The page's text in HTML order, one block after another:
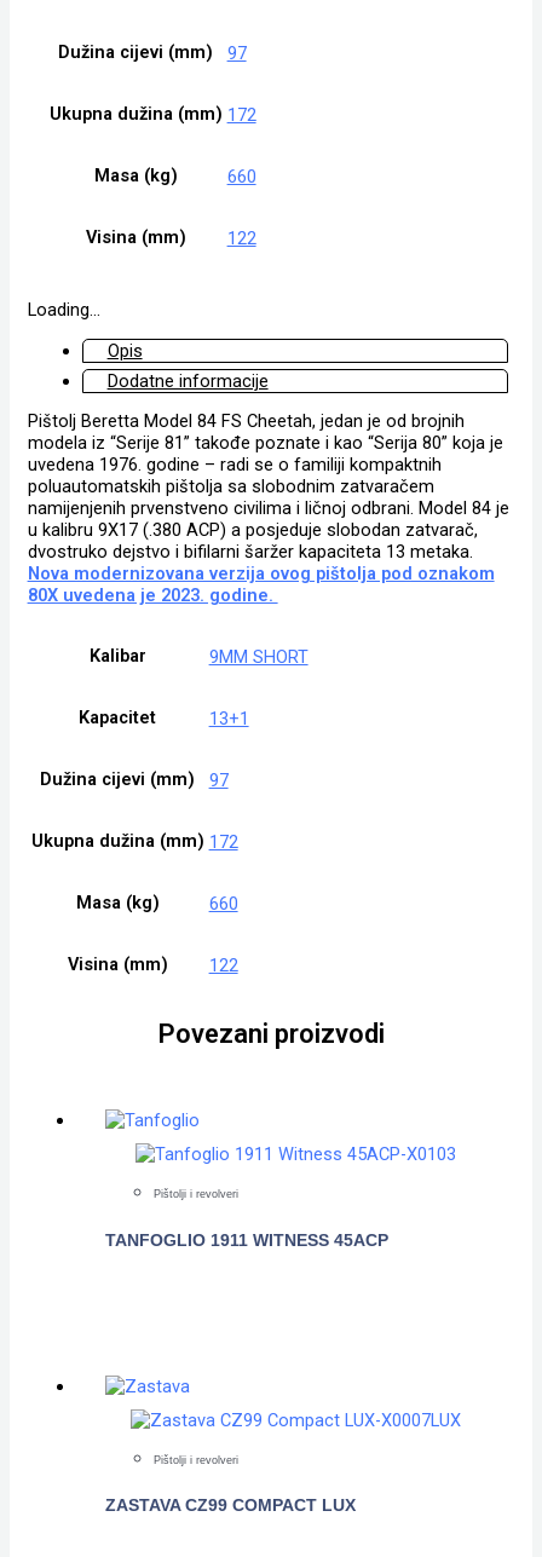
Dužina cijevi (mm) 97
Ukupna dužina (mm) 172
Masa (kg) 660
Visina (mm) 122
Loading...
Opis
Dodatne informacije
Pištolj Beretta Model 84 FS Cheetah, jedan je od brojnih
modela iz “Serije 81” takođe poznate i kao “Serija 80” koja je
uvedena 1976. godine – radi se o familiji kompaktnih
poluautomatskih pištolja sa slobodnim zatvaračem
namijenjenih prvenstveno civilima i ličnoj odbrani. Model 84 je
u kalibru 9X17 (.380 ACP) a posjeduje slobodan zatvarač,
dvostruko dejstvo i bifilarni šaržer kapaciteta 13 metaka.
Nova modernizovana verzija ovog pištolja pod oznakom
80X uvedena je 2023. godine.
Kalibar 9MM SHORT
Kapacitet 13+1
Dužina cijevi (mm) 97
Ukupna dužina (mm) 172
Masa (kg) 660
Visina (mm) 122
Povezani proizvodi
Pištolji i revolveri
TANFOGLIO 1911 WITNESS 45ACP
Pištolji i revolveri
ZASTAVA CZ99 COMPACT LUX